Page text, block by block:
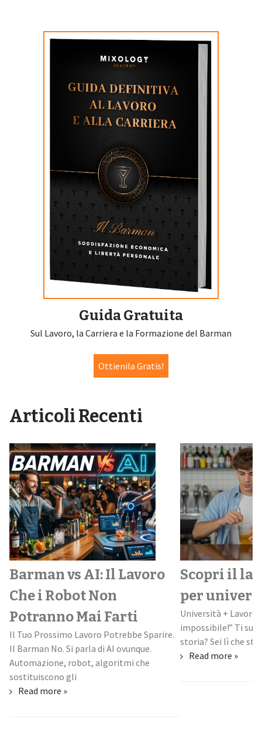
Guida Gratuita
Sul Lavoro, la Carriera e la Formazione del Barman
Ottienila Gratis!
Articoli Recenti
Scopri il lavoro perfetto
per universitari
Università + Lavoro: “nooo, è una missione
storia? Sei lì che studi, ti scapicolli con
Read more »
Speed
perché può
facile il tuo
bartender
È sabato sera. Sei